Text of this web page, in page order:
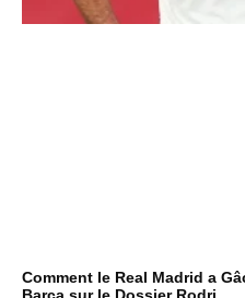
Comment le Real Madrid a